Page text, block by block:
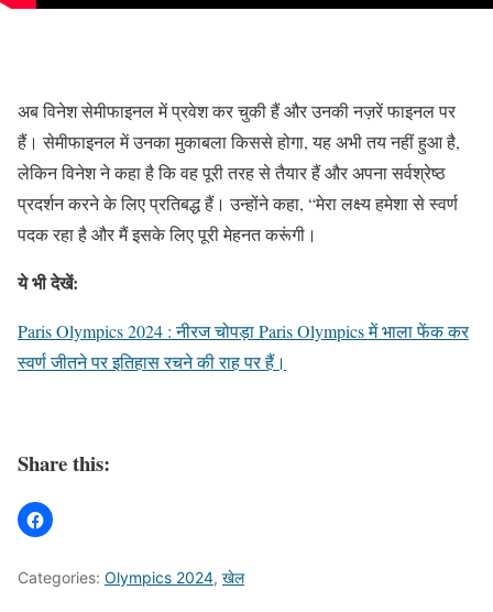
अब विनेश सेमीफाइनल में प्रवेश कर चुकी हैं और उनकी नज़रें फाइनल पर
हैं। सेमीफाइनल में उनका मुकाबला किससे होगा, यह अभी तय नहीं हुआ है,
लेकिन विनेश ने कहा है कि वह पूरी तरह से तैयार हैं और अपना सर्वश्रेष्ठ
प्रदर्शन करने के लिए प्रतिबद्ध हैं। उन्होंने कहा, “मेरा लक्ष्य हमेशा से स्वर्ण
पदक रहा है और मैं इसके लिए पूरी मेहनत करूंगी।
ये भी देखें:
Paris Olympics 2024 : नीरज चोपड़ा Paris Olympics में भाला फेंक कर
स्वर्ण जीतने पर इतिहास रचने की राह पर हैं।
Share this:
Categories: Olympics 2024, खेल